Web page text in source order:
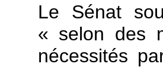
Le Sénat
« selon des
nécessités